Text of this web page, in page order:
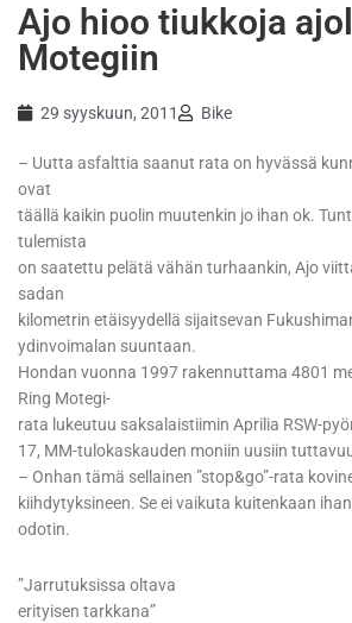
Ajo hioo tiukkoja
Motegiin
29 syyskuun, 2011 Bike
– Uutta asfalttia saanut rata on hyvässä
ovat
täällä kaikin puolin muutenkin jo ihan ok.
tulemista
on saatettu pelätä vähän turhaankin, Ajo
sadan
kilometrin etäisyydellä sijaitsevan
ydinvoimalan suuntaan.
Hondan vuonna 1997 rakennuttama 4801
Ring Motegi-
rata lukeutuu saksalaistiimin Aprilia RSW-
17, MM-tulokaskauden moniin uusiin
– Onhan tämä sellainen ”stop&go”-rata
kiihdytyksineen. Se ei vaikuta kuitenkaan
odotin.
”Jarrutuksissa oltava
erityisen tarkkana”